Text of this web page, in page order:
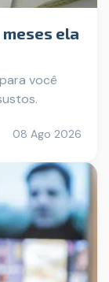
ela
você
08 Ago 2026